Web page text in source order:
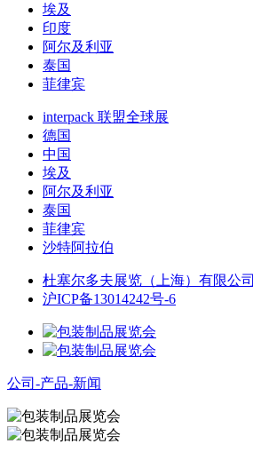
埃及
印度
阿尔及利亚
泰国
菲律宾
interpack 联盟全球展
德国
中国
埃及
阿尔及利亚
泰国
菲律宾
沙特阿拉伯
杜塞尔多夫展览（上海）有限公司
沪ICP备13014242号-6
公司-产品-新闻